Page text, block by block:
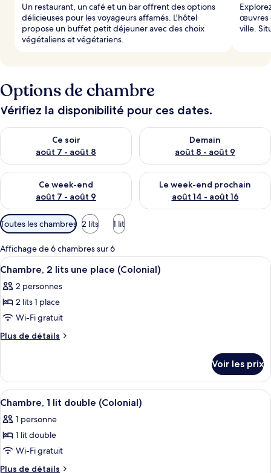
Un restaurant, un café et un bar offrent des options
délicieuses pour les voyageurs affamés. L'hôtel
propose un buffet petit déjeuner avec des choix
végétaliens et végétariens.
œuvres
ville.
Options de chambre
Vérifiez la disponibilité pour ces dates.
Ce soir
août 7 - août 8
Vérifier la disponibilité pour ce soir août 7 - août 8
Demain
août 8 - août 9
Vérifier la disponibilité pour
Ce week-end
août 7 - août 9
Vérifier la disponibilité pour ce week-end août 7 - août 9
Le week-end prochain
août 14 - août 16
Vérifier la disponibilité pour
Filtres
disponibles
pour
les
chambres
Toutes les chambres 2 lits 1 lit
Affichage de 6 chambres sur 6
Afficher
toutes
les
photos
pour
ce
chambre :
Chambre,
2
lits
une
place
(Colonial)
Une chambre d’hôtel avec deux
8
Chambre, 2 lits une place (Colonial)
2 personnes
2 lits 1 place
Wi-Fi gratuit
Plus de détails
Plus
le
type
de
Chambre,
2
une
place
Voir les prix
Afficher
toutes
les
photos
pour
ce
Une chambre d’hôtel avec un
9
Chambre, 1 lit double (Colonial)
1 personne
1 lit double
Wi-Fi gratuit
Plus de détails
Plus